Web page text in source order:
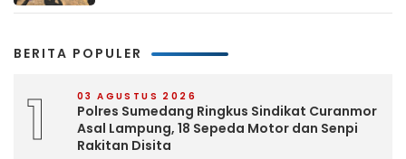
BERITA POPULER
1 03 AGUSTUS 2026
Polres Sumedang Ringkus Sindikat Curanmor
Asal Lampung, 18 Sepeda Motor dan Senpi
Rakitan Disita